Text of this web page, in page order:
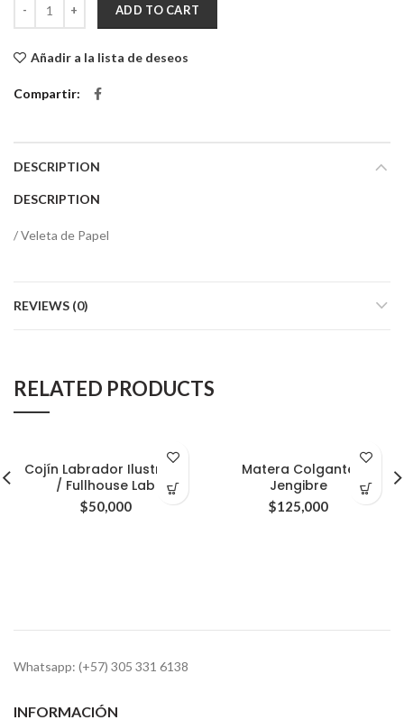
ADD TO CART
Añadir a la lista de deseos
Compartir
DESCRIPTION
DESCRIPTION
/ Veleta de Papel
REVIEWS (0)
RELATED PRODUCTS
Cojín Labrador Ilustrado
/ Fullhouse Lab
$50,000
Matera Colgante
Jengibre
$125,000
Whatsapp: (+57) 305 331 6138
INFORMACIÓN